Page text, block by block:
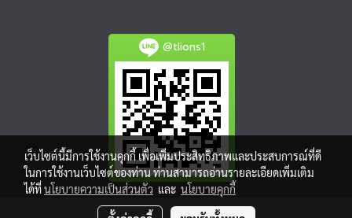
@tlions1
เว็บไซต์นี้มีการใช้งานคุกกี้ เพื่อเพิ่มประสิทธิภาพและประสบการณ์ที่ดี
ในการใช้งานเว็บไซต์ของท่าน ท่านสามารถอ่านรายละเอียดเพิ่มเติม
ได้ที่นโยบายความเป็นส่วนตัว และ นโยบายคุกกี้